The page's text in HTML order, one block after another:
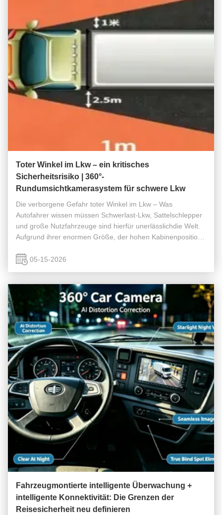
Toter Winkel im Lkw – ein kritisches
Sicherheitsrisiko | 360°-
Rundumsichtkamerasystem für schwere Lkw
Die verborgene Gefahr toter Winkel im Lkw – Was
Autofahrer wissen müssen Schwerlast-Lkw, Sattelschlepper
und große Nutzfahrzeuge sind hierfür unerlässlichdie Welt.
Aufgrund ihrer enormen Größe, der hohen Kabinenposition
Zonen welcheHerkömmliche ...
05-15-2026
Fahrzeugmontierte intelligente Überwachung +
intelligente Konnektivität: Die Grenzen der
Reisesicherheit neu definieren